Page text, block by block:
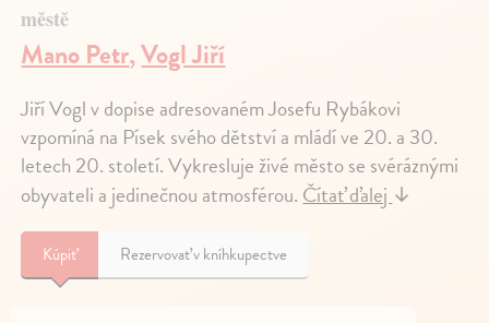
městě
Mano Petr,Vogl Jiří
Jiří Vogl v dopise adresovaném Josefu Rybákovi
vzpomíná na Písek svého dětství a mládí ve 20. a 30.
letech 20. století. Vykresluje živé město se svéráznými
obyvateli a jedinečnou atmosférou.Čítať ďalej↓
Kúpiť Rezervovať v kníhkupectve